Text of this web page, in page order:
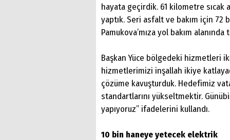
hayata geçirdik. 61 kilometre sıcak
yaptık. Seri asfalt ve bakım için 72
Pamukova’mıza yol bakım
Başkan Yüce bölgedeki hizmetleri
hizmetlerimizi inşallah ikiye
çözüme kavuşturduk. Hedefimiz
standartlarını yükseltmektir.
yapıyoruz” ifadelerini kullandı.
10 bin haneye yetecek elektrik